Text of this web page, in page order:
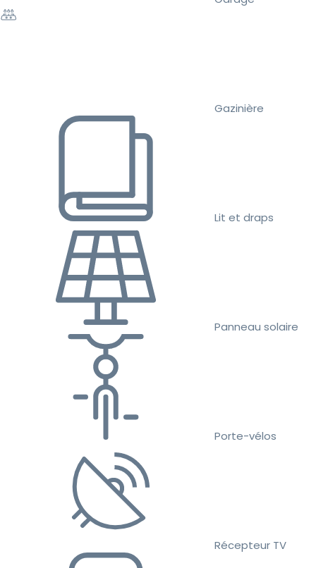
Gazinière
Lit et draps
Panneau solaire
Porte-vélos
Récepteur TV